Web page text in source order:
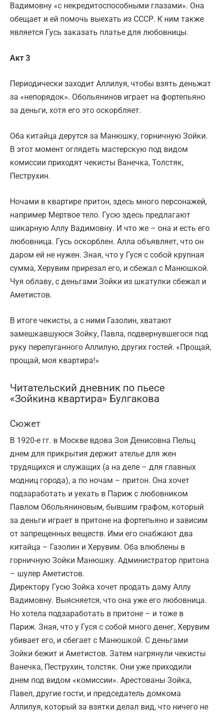
Вадимовну «с некредитоспособными глазами». Она
обещает и ей помочь выехать из СССР. К ним также
является Гусь заказать платье для любовницы.
Акт 3
Периодически заходит Аллилуя, чтобы взять деньжат
за «непорядок». Обольянинов играет на фортепьяно
за деньги, хотя его это оскорбляет.
Оба китайца дерутся за Манюшку, горничную Зойки.
В этот момент оглядеть мастерскую под видом
комиссии приходят чекисты Ванечка, Толстяк,
Пеструхин.
Ночами в квартире притон, здесь много персонажей,
например Мертвое тело. Гусю здесь предлагают
шикарную Аллу Вадимовну. И что же – она и есть его
любовница. Гусь оскорблен. Алла объявляет, что он
даром ей не нужен. Зная, что у Гуся с собой крупная
сумма, Херувим прирезал его, и сбежал с Манюшкой.
Чуя облаву, с деньгами Зойки из шкатулки сбежал и
Аметистов.
В итоге чекисты, а с ними Газолин, хватают
замешкавшуюся Зойку, Павла, подвернувшегося под
руку перепуганного Аллилую, других гостей. «Прощай,
прощай, моя квартира!»
Читательский дневник по пьесе
«Зойкина квартира» Булгакова
Сюжет
В 1920-е гг. в Москве вдова Зоя Денисовна Пельц
днем для прикрытия держит ателье для жен
трудящихся и служащих (а на деле – для главных
модниц города), а по ночам – притон. Она хочет
подзаработать и уехать в Париж с любовником
Павлом Обольяниновым, бывшим графом, который
за деньги играет в притоне на фортепьяно и зависим
от запрещенных веществ. Ими его снабжают два
китайца – Газолин и Херувим. Оба влюблены в
горничную Зойки Манюшку. Администратор притона
– шулер Аметистов.
Директору Гусю Зойка хочет продать даму Аллу
Вадимовну. Выясняется, что она уже его любовница.
Но хотела подзаработать в притоне – и тоже в
Париж. Зная, что у Гуся с собой много денег, Херувим
убивает его, и сбегает с Манюшкой. С деньгами
Зойки бежит и Аметистов. Затем нагрянули чекисты
Ванечка, Пеструхин, толстяк. Они уже приходили
днем под видом «комиссии». Арестованы Зойка,
Павел, другие гости, и председатель домкома
Аллилуя, который за взятки делал вид, что ничего не